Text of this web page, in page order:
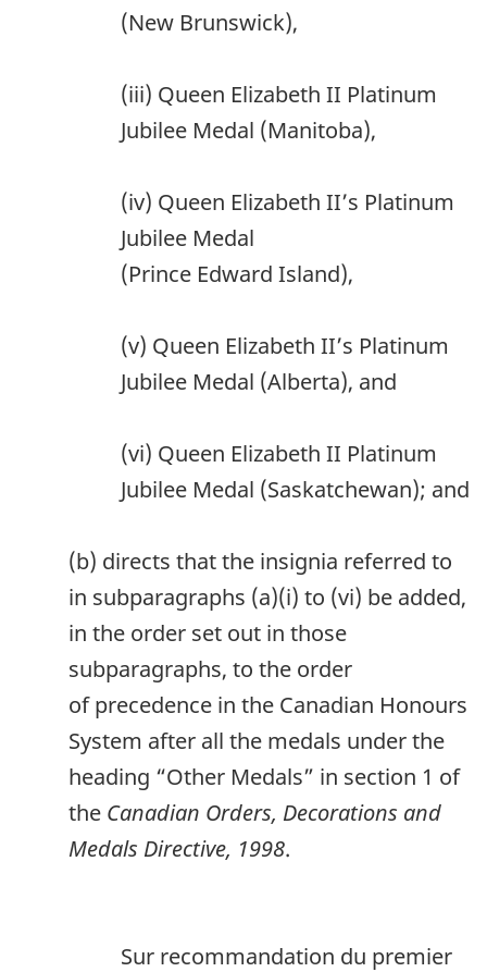
(New Brunswick),
(iii) Queen Elizabeth II Platinum
Jubilee Medal (Manitoba),
(iv) Queen Elizabeth II’s Platinum
Jubilee Medal
(Prince Edward Island),
(v) Queen Elizabeth II’s Platinum
Jubilee Medal (Alberta), and
(vi) Queen Elizabeth II Platinum
Jubilee Medal (Saskatchewan); and
(b) directs that the insignia referred to
in subparagraphs (a)‍(i) to (vi) be added,
in the order set out in those
subparagraphs, to the order
of precedence in the Canadian Honours
System after all the medals under the
heading “Other Medals” in section 1 of
the Canadian Orders, Decorations and
Medals Directive, 1998.
Sur recommandation du premier